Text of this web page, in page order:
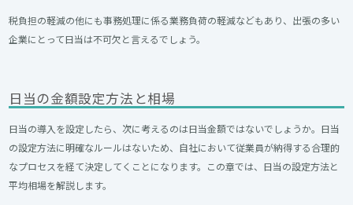
税負担の軽減の他にも事務処理に係る業務負荷の軽減などもあり、出張の多い
企業にとって日当は不可欠と言えるでしょう。
日当の金額設定方法と相場
日当の導入を設定したら、次に考えるのは日当金額ではないでしょうか。日当
の設定方法に明確なルールはないため、自社において従業員が納得する合理的
なプロセスを経て決定してくことになります。この章では、日当の設定方法と
平均相場を解説します。